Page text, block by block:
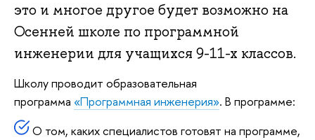
это и многое другое будет возможно на
Осенней школе по программной
инженерии для учащихся 9-11-х классов.
Школу проводит образовательная
программа «Программная инженерия». В программе:
О том, каких специалистов готовят на программе,